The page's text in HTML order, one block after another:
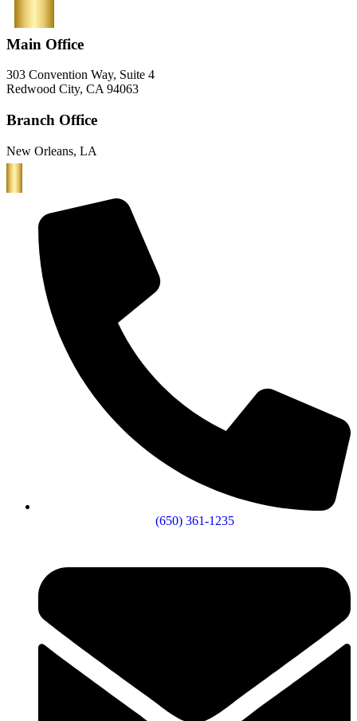
Main Office
303 Convention Way, Suite 4
Redwood City, CA 94063
Branch Office
New Orleans, LA
(650) 361-1235